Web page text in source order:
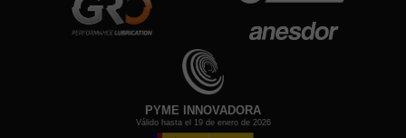
PYME INNOVADORA
Válido hasta el 19 de enero de 2026